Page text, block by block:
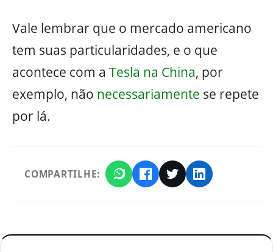
Vale lembrar que o mercado americano
tem suas particularidades, e o que
acontece com a Tesla na China, por
exemplo, não necessariamente se repete
por lá.
COMPARTILHE: